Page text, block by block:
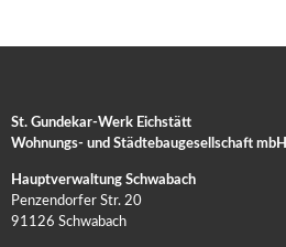
St. Gundekar-Werk Eichstätt
Wohnungs- und Städtebaugesellschaft mbH
Hauptverwaltung Schwabach
Penzendorfer Str. 20
91126 Schwabach